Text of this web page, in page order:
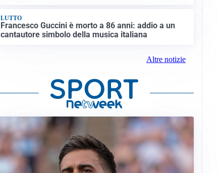
LUTTO
Francesco Guccini è morto a 86 anni: addio a un
cantautore simbolo della musica italiana
Altre notizie